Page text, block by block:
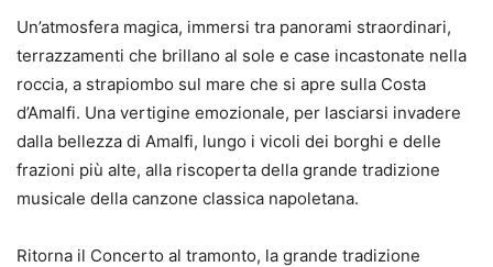
Un’atmosfera magica, immersi tra panorami straordinari,
terrazzamenti che brillano al sole e case incastonate nella
roccia, a strapiombo sul mare che si apre sulla Costa
d’Amalfi. Una vertigine emozionale, per lasciarsi invadere
dalla bellezza di Amalfi, lungo i vicoli dei borghi e delle
frazioni più alte, alla riscoperta della grande tradizione
musicale della canzone classica napoletana.
Ritorna il Concerto al tramonto, la grande tradizione